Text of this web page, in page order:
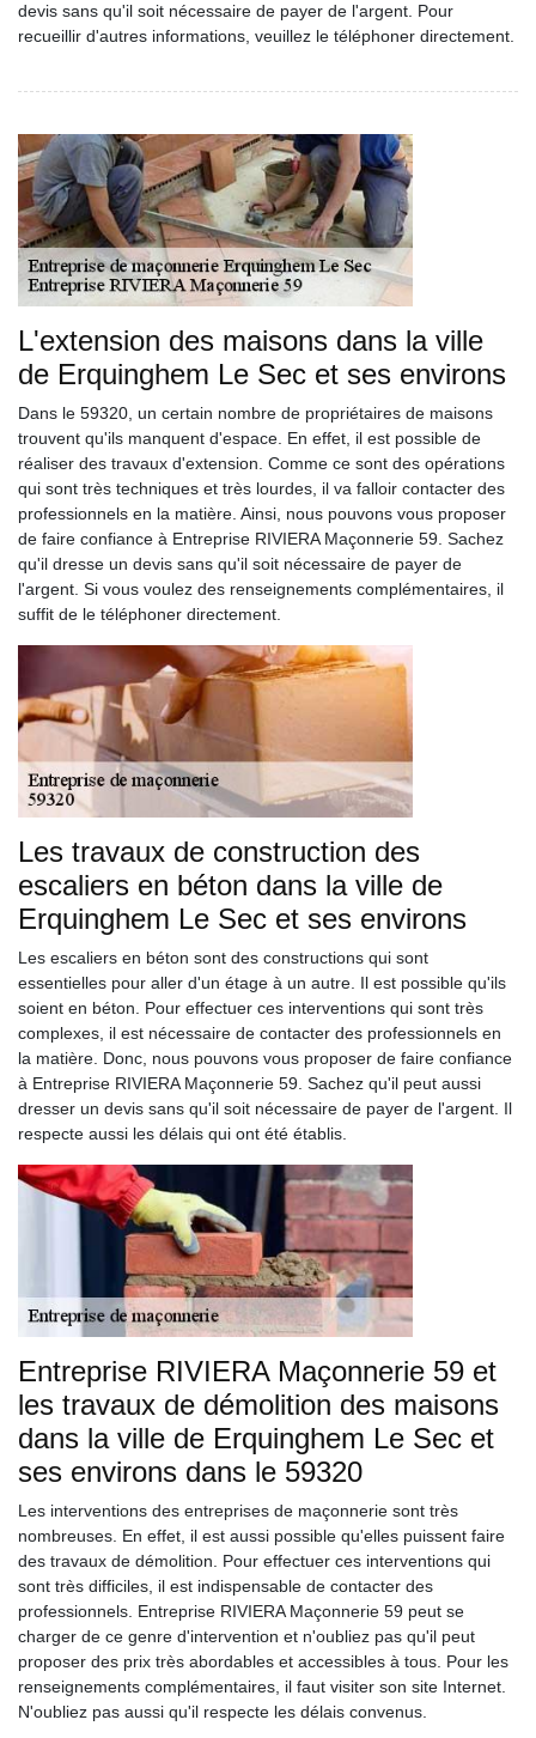
devis sans qu'il soit nécessaire de payer de l'argent. Pour
recueillir d'autres informations, veuillez le téléphoner directement.
L'extension des maisons dans la ville
de Erquinghem Le Sec et ses environs
Dans le 59320, un certain nombre de propriétaires de maisons
trouvent qu'ils manquent d'espace. En effet, il est possible de
réaliser des travaux d'extension. Comme ce sont des opérations
qui sont très techniques et très lourdes, il va falloir contacter des
professionnels en la matière. Ainsi, nous pouvons vous proposer
de faire confiance à Entreprise RIVIERA Maçonnerie 59. Sachez
qu'il dresse un devis sans qu'il soit nécessaire de payer de
l'argent. Si vous voulez des renseignements complémentaires, il
suffit de le téléphoner directement.
Les travaux de construction des
escaliers en béton dans la ville de
Erquinghem Le Sec et ses environs
Les escaliers en béton sont des constructions qui sont
essentielles pour aller d'un étage à un autre. Il est possible qu'ils
soient en béton. Pour effectuer ces interventions qui sont très
complexes, il est nécessaire de contacter des professionnels en
la matière. Donc, nous pouvons vous proposer de faire confiance
à Entreprise RIVIERA Maçonnerie 59. Sachez qu'il peut aussi
dresser un devis sans qu'il soit nécessaire de payer de l'argent. Il
respecte aussi les délais qui ont été établis.
Entreprise RIVIERA Maçonnerie 59 et
les travaux de démolition des maisons
dans la ville de Erquinghem Le Sec et
ses environs dans le 59320
Les interventions des entreprises de maçonnerie sont très
nombreuses. En effet, il est aussi possible qu'elles puissent faire
des travaux de démolition. Pour effectuer ces interventions qui
sont très difficiles, il est indispensable de contacter des
professionnels. Entreprise RIVIERA Maçonnerie 59 peut se
charger de ce genre d'intervention et n'oubliez pas qu'il peut
proposer des prix très abordables et accessibles à tous. Pour les
renseignements complémentaires, il faut visiter son site Internet.
N'oubliez pas aussi qu'il respecte les délais convenus.